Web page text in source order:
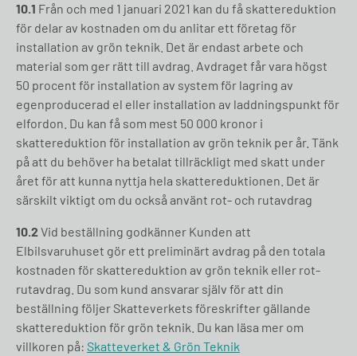
10.1 Från och med 1 januari 2021 kan du få skattereduktion
för delar av kostnaden om du anlitar ett företag för
installation av grön teknik. Det är endast arbete och
material som ger rätt till avdrag. Avdraget får vara högst
50 procent för installation av system för lagring av
egenproducerad el eller installation av laddningspunkt för
elfordon. Du kan få som mest 50 000 kronor i
skattereduktion för installation av grön teknik per år. Tänk
på att du behöver ha betalat tillräckligt med skatt under
året för att kunna nyttja hela skattereduktionen. Det är
särskilt viktigt om du också använt rot- och rutavdrag
10.2Vid beställning godkänner Kunden att
Elbilsvaruhuset gör ett preliminärt avdrag på den totala
kostnaden för skattereduktion av grön teknik eller rot-
rutavdrag. Du som kund ansvarar själv för att din
beställning följer Skatteverkets föreskrifter gällande
skattereduktion för grön teknik. Du kan läsa mer om
villkoren på: Skatteverket & Grön Teknik